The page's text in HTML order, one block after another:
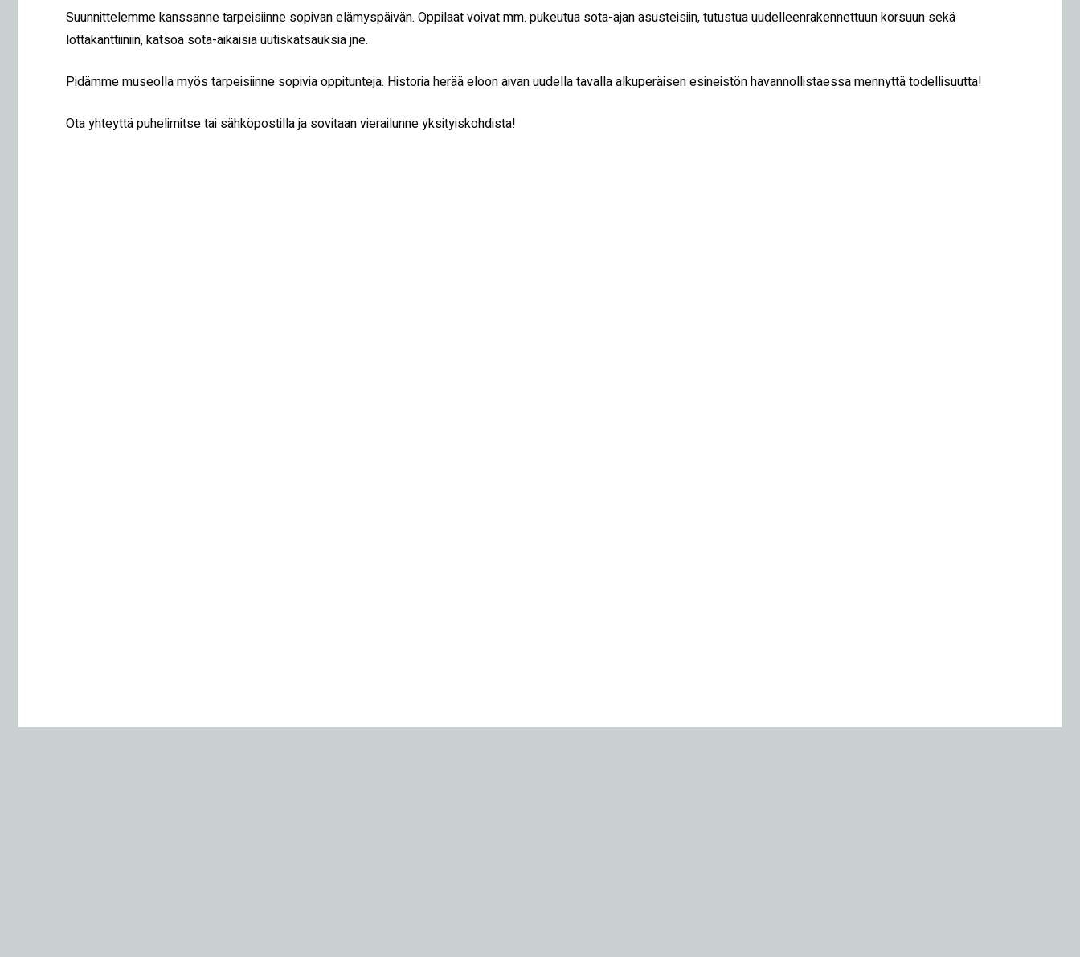
Suunnittelemme kanssanne tarpeisiinne sopivan elämyspäivän. Oppilaat voivat mm. pukeutua sota-ajan asusteisiin, tutustua uudelleenrakennettuun korsuun sekä
lottakanttiiniin, katsoa sota-aikaisia uutiskatsauksia jne.
Pidämme museolla myös tarpeisiinne sopivia oppitunteja. Historia herää eloon aivan uudella tavalla alkuperäisen esineistön havannollistaessa mennyttä todellisuutta!
Ota yhteyttä puhelimitse tai sähköpostilla ja sovitaan vierailunne yksityiskohdista!